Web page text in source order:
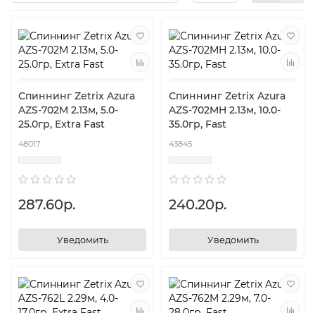
Спиннинг Zetrix Azura
AZS-702M 2.13м, 5.0-
25.0гр, Extra Fast
48017
287.60р.
Уведомить
Спиннинг Zetrix Azura
AZS-702MH 2.13м, 10.0-
35.0гр, Fast
43845
240.20р.
Уведомить